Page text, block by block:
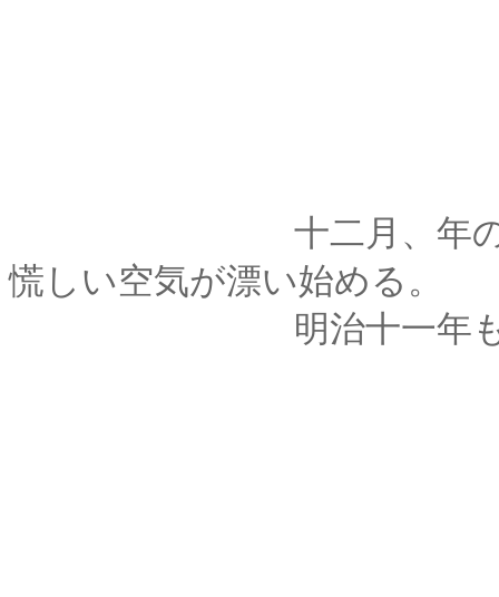
十二月、年の瀬も押
慌しい空気が漂い始める。
明治十一年も、残